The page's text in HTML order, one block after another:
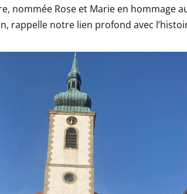
nommée Rose et Marie en hommage
rappelle notre lien profond avec